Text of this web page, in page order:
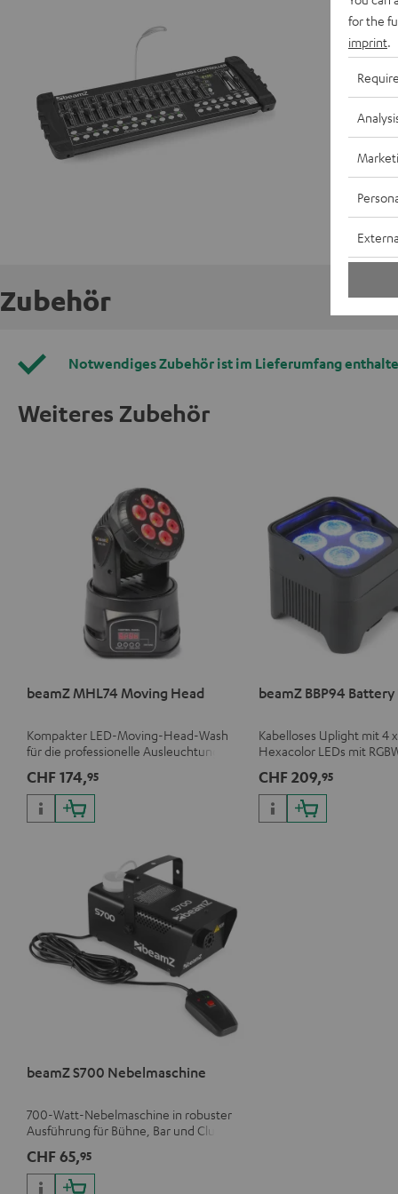
Zubehör
Notwendiges Zubehör ist im Lieferumfang
Weiteres Zubehör
beamZ MHL74 Moving Head
Kompakter LED-Moving-Head-Wash
für die professionelle Ausleuchtung
CHF 174,95
beamZ BBP94
Kabelloses Uplight mit 4
Hexacolor LEDs mit
CHF 209,95
beamZ S700 Nebelmaschine
700-Watt-Nebelmaschine in robuster
Ausführung für Bühne, Bar und Club
CHF 65,95
for the
imprint